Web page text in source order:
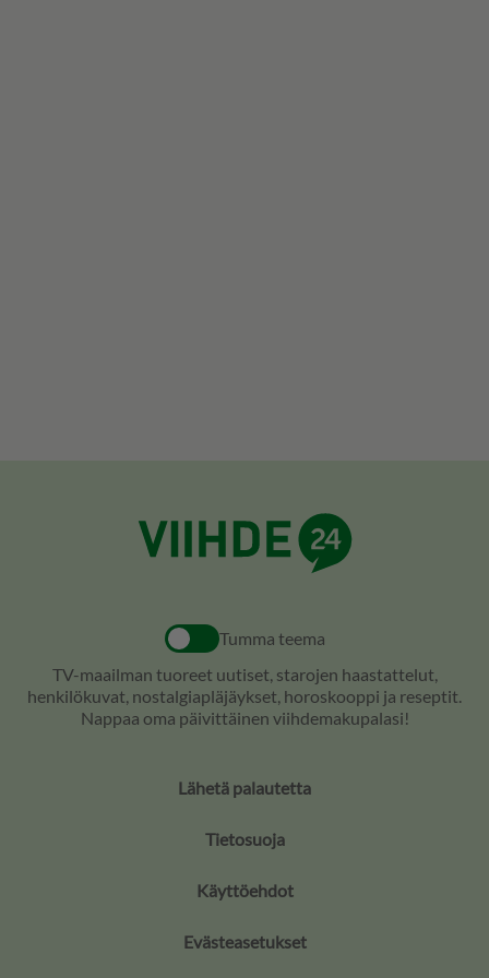
Tumma teema
TV-maailman tuoreet uutiset, starojen haastattelut,
henkilökuvat, nostalgiapläjäykset, horoskooppi ja reseptit.
Nappaa oma päivittäinen viihdemakupalasi!
Lähetä palautetta
Tietosuoja
Käyttöehdot
Evästeasetukset